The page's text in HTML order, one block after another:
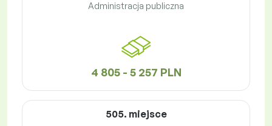
Administracja publiczna
4 805 - 5 257 PLN
505. miejsce